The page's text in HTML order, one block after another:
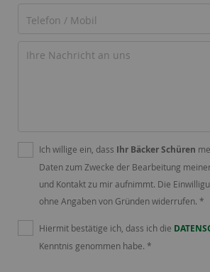
Ich willige ein, dass Ihr Bäcker Schüren
Daten zum Zwecke der Bearbeitung
und Kontakt zu mir aufnimmt. Die
ohne Angaben von Gründen widerrufen. *
Hiermit bestätige ich, dass ich die
Kenntnis genommen habe. *